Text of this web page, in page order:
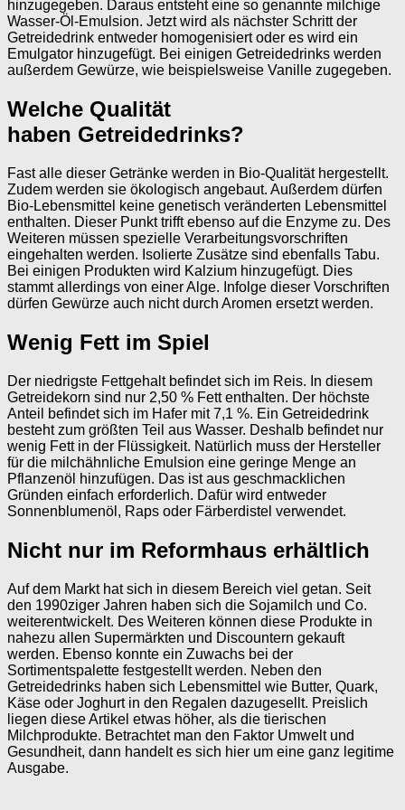
hinzugegeben. Daraus entsteht eine so genannte milchige
Wasser-Öl-Emulsion. Jetzt wird als nächster Schritt der
Getreidedrink entweder homogenisiert oder es wird ein
Emulgator hinzugefügt. Bei einigen Getreidedrinks werden
außerdem Gewürze, wie beispielsweise Vanille zugegeben.
Welche Qualität
haben Getreidedrinks?
Fast alle dieser Getränke werden in Bio-Qualität hergestellt.
Zudem werden sie ökologisch angebaut. Außerdem dürfen
Bio-Lebensmittel keine genetisch veränderten Lebensmittel
enthalten. Dieser Punkt trifft ebenso auf die Enzyme zu. Des
Weiteren müssen spezielle Verarbeitungsvorschriften
eingehalten werden. Isolierte Zusätze sind ebenfalls Tabu.
Bei einigen Produkten wird Kalzium hinzugefügt. Dies
stammt allerdings von einer Alge. Infolge dieser Vorschriften
dürfen Gewürze auch nicht durch Aromen ersetzt werden.
Wenig Fett im Spiel
Der niedrigste Fettgehalt befindet sich im Reis. In diesem
Getreidekorn sind nur 2,50 % Fett enthalten. Der höchste
Anteil befindet sich im Hafer mit 7,1 %. Ein Getreidedrink
besteht zum größten Teil aus Wasser. Deshalb befindet nur
wenig Fett in der Flüssigkeit. Natürlich muss der Hersteller
für die milchähnliche Emulsion eine geringe Menge an
Pflanzenöl hinzufügen. Das ist aus geschmacklichen
Gründen einfach erforderlich. Dafür wird entweder
Sonnenblumenöl, Raps oder Färberdistel verwendet.
Nicht nur im Reformhaus erhältlich
Auf dem Markt hat sich in diesem Bereich viel getan. Seit
den 1990ziger Jahren haben sich die Sojamilch und Co.
weiterentwickelt. Des Weiteren können diese Produkte in
nahezu allen Supermärkten und Discountern gekauft
werden. Ebenso konnte ein Zuwachs bei der
Sortimentspalette festgestellt werden. Neben den
Getreidedrinks haben sich Lebensmittel wie Butter, Quark,
Käse oder Joghurt in den Regalen dazugesellt. Preislich
liegen diese Artikel etwas höher, als die tierischen
Milchprodukte. Betrachtet man den Faktor Umwelt und
Gesundheit, dann handelt es sich hier um eine ganz legitime
Ausgabe.